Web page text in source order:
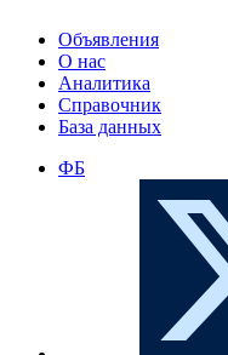
Объявления
О нас
Аналитика
Справочник
База данных
ФБ